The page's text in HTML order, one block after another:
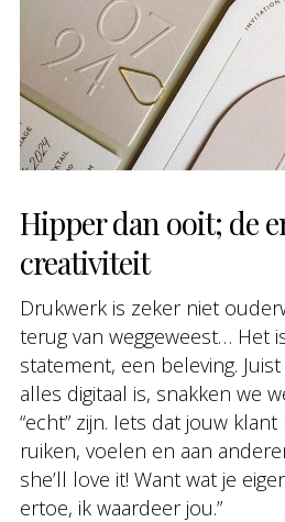
Hipper dan ooit; de
creativiteit
Drukwerk is zeker niet
terug van weggeweest… Het
statement, een beleving.
alles digitaal is, snakken we
“echt” zijn. Iets dat jouw
ruiken, voelen en aan
she’ll love it! Want wat je
ertoe, ik waardeer jou.”